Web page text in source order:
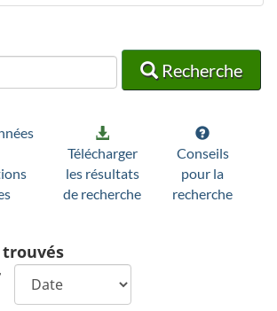
Recherche
Recherche
Recherche
Télécharger
les résultats
de recherche
Conseils
pour la
recherche